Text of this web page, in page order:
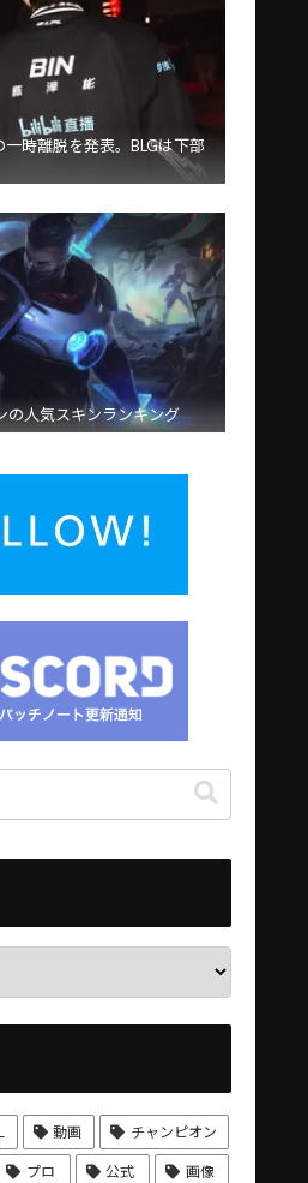
時離脱を発表。BLGは下部
の人気スキンランキング
動画 チャンピオン
プロ 公式 画像